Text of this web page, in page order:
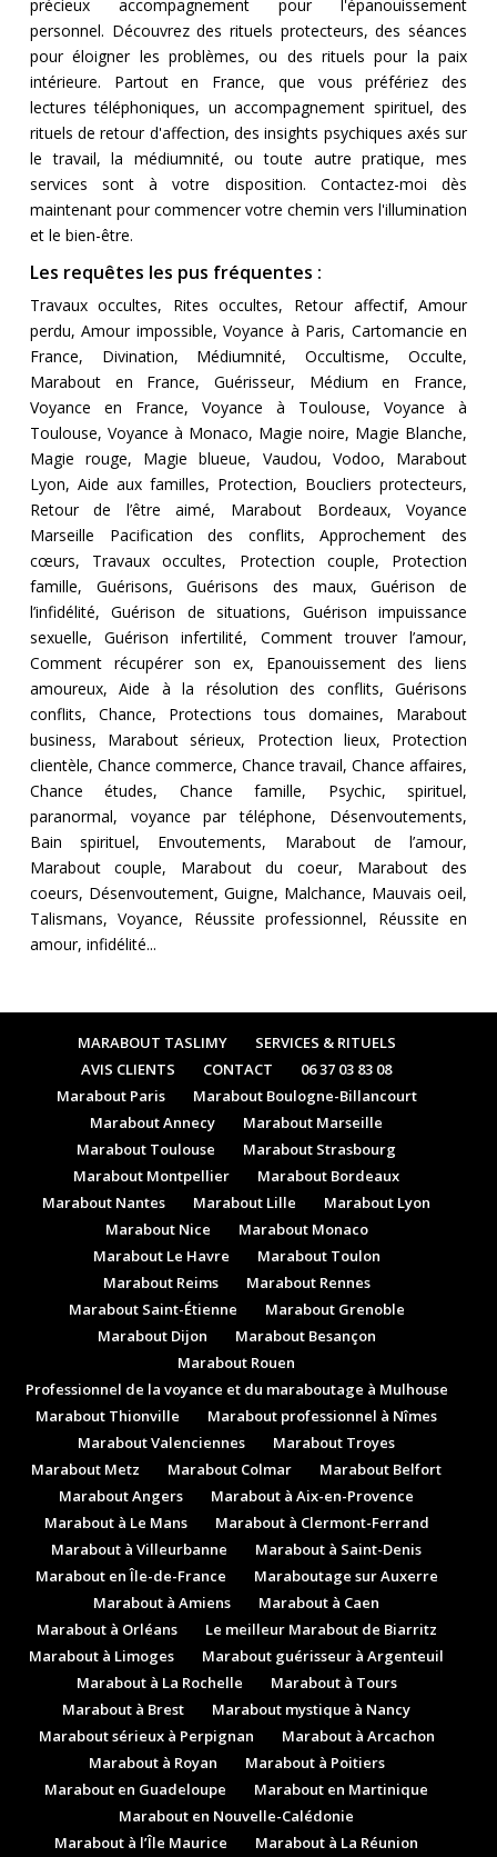
précieux accompagnement pour l'épanouissement
personnel. Découvrez des rituels protecteurs, des séances
pour éloigner les problèmes, ou des rituels pour la paix
intérieure. Partout en France, que vous préfériez des
lectures téléphoniques, un accompagnement spirituel, des
rituels de retour d'affection, des insights psychiques axés sur
le travail, la médiumnité, ou toute autre pratique, mes
services sont à votre disposition. Contactez-moi dès
maintenant pour commencer votre chemin vers l'illumination
et le bien-être.
Les requêtes les pus fréquentes :
Travaux occultes, Rites occultes, Retour affectif, Amour
perdu, Amour impossible, Voyance à Paris, Cartomancie en
France, Divination, Médiumnité, Occultisme, Occulte,
Marabout en France, Guérisseur, Médium en France,
Voyance en France, Voyance à Toulouse, Voyance à
Toulouse, Voyance à Monaco, Magie noire, Magie Blanche,
Magie rouge, Magie blueue, Vaudou, Vodoo, Marabout
Lyon, Aide aux familles, Protection, Boucliers protecteurs,
Retour de l’être aimé, Marabout Bordeaux, Voyance
Marseille Pacification des conflits, Approchement des
cœurs, Travaux occultes, Protection couple, Protection
famille, Guérisons, Guérisons des maux, Guérison de
l’infidélité, Guérison de situations, Guérison impuissance
sexuelle, Guérison infertilité, Comment trouver l’amour,
Comment récupérer son ex, Epanouissement des liens
amoureux, Aide à la résolution des conflits, Guérisons
conflits, Chance, Protections tous domaines, Marabout
business, Marabout sérieux, Protection lieux, Protection
clientèle, Chance commerce, Chance travail, Chance affaires,
Chance études, Chance famille, Psychic, spirituel,
paranormal, voyance par téléphone, Désenvoutements,
Bain spirituel, Envoutements, Marabout de l’amour,
Marabout couple, Marabout du coeur, Marabout des
coeurs, Désenvoutement, Guigne, Malchance, Mauvais oeil,
Talismans, Voyance, Réussite professionnel, Réussite en
amour, infidélité...
MARABOUT TASLIMY
SERVICES & RITUELS
AVIS CLIENTS
CONTACT
06 37 03 83 08
Marabout Paris
Marabout Boulogne-Billancourt
Marabout Annecy
Marabout Marseille
Marabout Toulouse
Marabout Strasbourg
Marabout Montpellier
Marabout Bordeaux
Marabout Nantes
Marabout Lille
Marabout Lyon
Marabout Nice
Marabout Monaco
Marabout Le Havre
Marabout Toulon
Marabout Reims
Marabout Rennes
Marabout Saint-Étienne
Marabout Grenoble
Marabout Dijon
Marabout Besançon
Marabout Rouen
Professionnel de la voyance et du maraboutage à Mulhouse
Marabout Thionville
Marabout professionnel à Nîmes
Marabout Valenciennes
Marabout Troyes
Marabout Metz
Marabout Colmar
Marabout Belfort
Marabout Angers
Marabout à Aix-en-Provence
Marabout à Le Mans
Marabout à Clermont-Ferrand
Marabout à Villeurbanne
Marabout à Saint-Denis
Marabout en Île-de-France
Maraboutage sur Auxerre
Marabout à Amiens
Marabout à Caen
Marabout à Orléans
Le meilleur Marabout de Biarritz
Marabout à Limoges
Marabout guérisseur à Argenteuil
Marabout à La Rochelle
Marabout à Tours
Marabout à Brest
Marabout mystique à Nancy
Marabout sérieux à Perpignan
Marabout à Arcachon
Marabout à Royan
Marabout à Poitiers
Marabout en Guadeloupe
Marabout en Martinique
Marabout en Nouvelle-Calédonie
Marabout à l’Île Maurice
Marabout à La Réunion